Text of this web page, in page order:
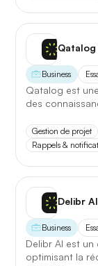
Qatalog
Business
Qatalog est
des
Gestion de projet
Rappels &
Delibr AI
Business
Delibr AI est
optimisant la